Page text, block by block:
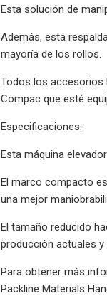
Esta solución de
Además, está
mayoría de los rollos.
Todos los accesorios
Compac que esté
Especificaciones:
Esta máquina
El marco compacto
una mejor
El tamaño reducido
producción actuales y
Para obtener más
Packline Materials